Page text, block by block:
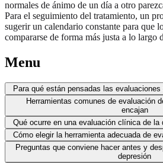
normales de ánimo de un día a otro
Para el seguimiento del tratamiento, un
sugerir un calendario constante para que
compararse de forma más justa a lo largo
Menu
Para qué están pensadas las evaluaciones
Herramientas comunes de evaluación
encajan
Qué ocurre en una evaluación clínica de la
Cómo elegir la herramienta adecuada de
Preguntas que conviene hacer antes y
depresión